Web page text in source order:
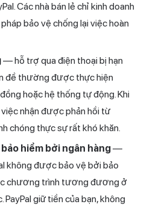
Các nhà bán lẻ chỉ kinh doanh
bảo vệ chống lại việc hoàn
— hỗ trợ qua điện thoại bị hạn
đề thường được thực hiện
hoặc hệ thống tự động. Khi
nhận được phản hồi từ
chóng thực sự rất khó khăn.
hiểm bởi ngân hàng—
không được bảo vệ bởi bảo
chương trình tương đương ở
PayPal giữ tiền của bạn, không